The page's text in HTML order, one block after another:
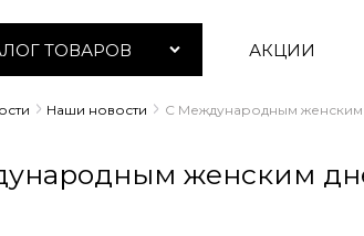
ТОВАРОВ АКЦИИ
Наши новости С Международным женским
женским